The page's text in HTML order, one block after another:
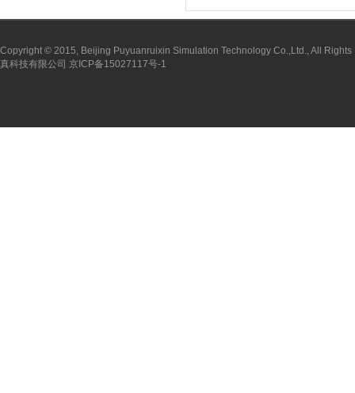
Copyright © 2015, Beijing Puyuanruixin Simulation Technology Co.,Ltd., All Rights
真科技有限公司 京ICP备15027117号-1